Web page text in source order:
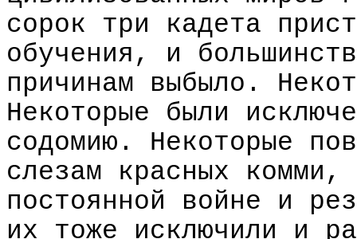
сорок три кадета
обучения, и
причинам выбыло.
Некоторые были
содомию. Некоторые
слезам красных
постоянной войне и
их тоже исключили и